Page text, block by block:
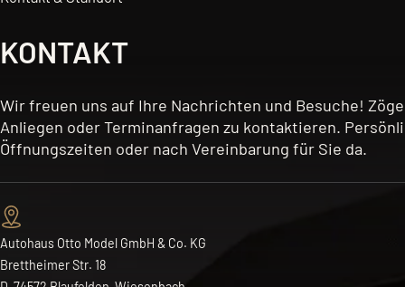
KONTAKT
Wir freuen uns auf Ihre Nachrichten und Besuche!
Anliegen oder Terminanfragen zu kontaktieren.
Öffnungszeiten oder nach Vereinbarung für Sie da.
Autohaus Otto Model GmbH & Co. KG
Brettheimer Str. 18